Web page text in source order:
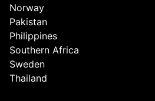
Norway
Pakistan
Philippines
Southern Africa
Sweden
Thailand